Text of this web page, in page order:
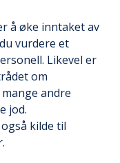
å øke inntaket av
vurdere et
Likevel er
om
andre
jod.
kilde til